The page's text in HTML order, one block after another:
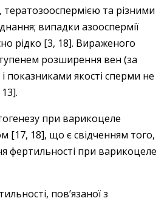
та різними
випадки азооспермії
рідко [3, 18]. Вираженого
розширення вен (за
показниками якості сперми не
при варикоцеле
[17, 18], що є свідченням того,
фертильності при варикоцеле
пов’язаної з